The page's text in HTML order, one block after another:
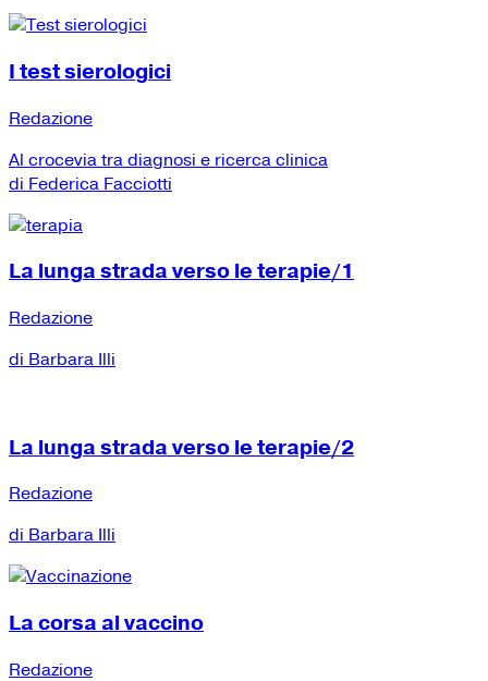
I test sierologici
Redazione
Al crocevia tra diagnosi e ricerca clinica
di Federica Facciotti
La lunga strada verso le terapie/1
Redazione
di Barbara Illi
La lunga strada verso le terapie/2
Redazione
di Barbara Illi
La corsa al vaccino
Redazione